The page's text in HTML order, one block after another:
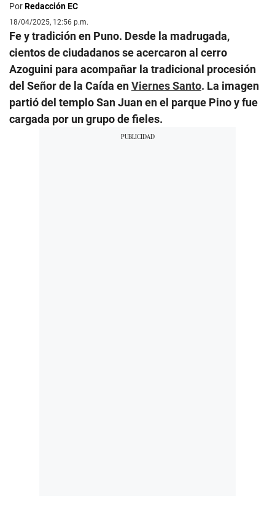
PorRedacción EC
18/04/2025, 12:56 p.m.
Fe y tradición en Puno. Desde la madrugada,
cientos de ciudadanos se acercaron al cerro
Azoguini para acompañar la tradicional procesión
del Señor de la Caída enViernes Santo. La imagen
partió del templo San Juan en el parque Pino y fue
cargada por un grupo de fieles.